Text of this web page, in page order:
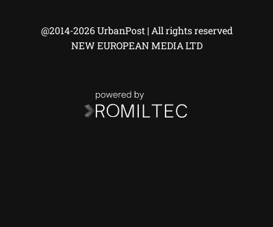
@2014-2026 UrbanPost | All rights reserved
NEW EUROPEAN MEDIA LTD